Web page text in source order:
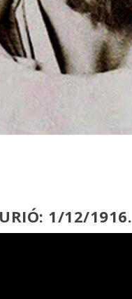
1/12/1916.